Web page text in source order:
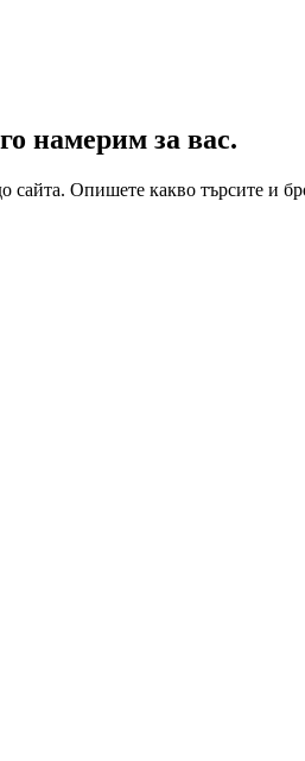
намерим за вас.
сайта. Опишете какво търсите